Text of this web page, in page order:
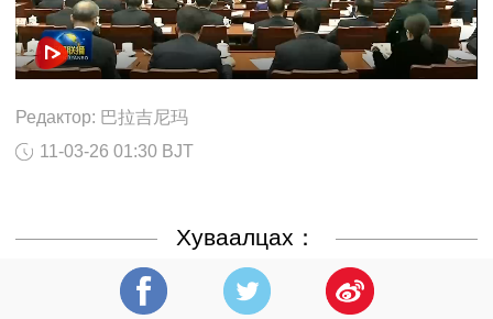
Редактор: 巴拉吉尼玛
11-03-26 01:30 BJT
Хуваалцах：